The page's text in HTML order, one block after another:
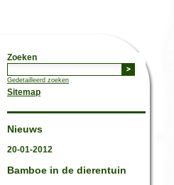
Zoeken
Gedetailleerd zoeken
Sitemap
Nieuws
20-01-2012
Bamboe in de dierentuin